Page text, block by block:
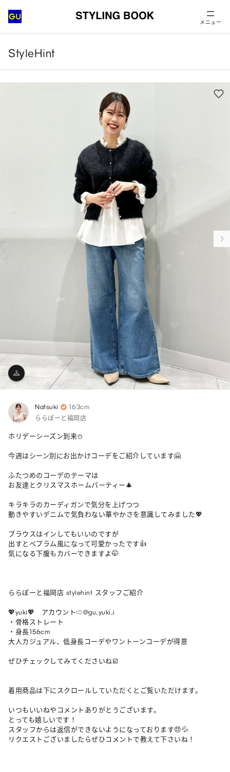
メニュー
StyleHint
Natsuki 163cm
ららぽーと福岡店
ホリデーシーズン到来⛄️
今週はシーン別にお出かけコーデをご紹介しています🤗
ふたつめのコーデのテーマは
お友達とクリスマスホームパーティー🎄
キラキラのカーディガンで気分を上げつつ
動きやすいデニムで気負わない華やかさを意識してみました💖
ブラウスはインしてもいいのですが
出すとペプラム風になって可愛かったです👍
気になる下腹もカバーできますよ🤭
ららぽーと福岡店 stylehint スタッフご紹介
💖yuki💖　アカウント⇨@gu_yuki_i
・骨格ストレート
・身長156cm
大人カジュアル、低身長コーデやワントーンコーデが得意
ぜひチェックしてみてくださいね☑️
着用商品は下にスクロールしていただくとご覧いただけます。
いつもいいねやコメントありがとうございます。
とっても嬉しいです！
スタッフからは返信ができないようになっております😞💦
リクエストございましたらぜひコメントで教えて下さいね！